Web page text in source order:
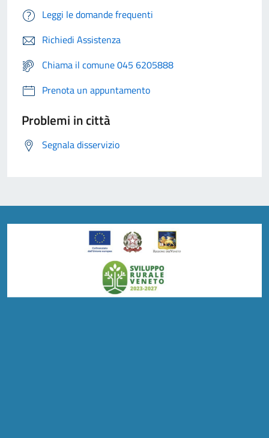
Leggi le domande frequenti
Richiedi Assistenza
Chiama il comune 045 6205888
Prenota un appuntamento
Problemi in città
Segnala disservizio